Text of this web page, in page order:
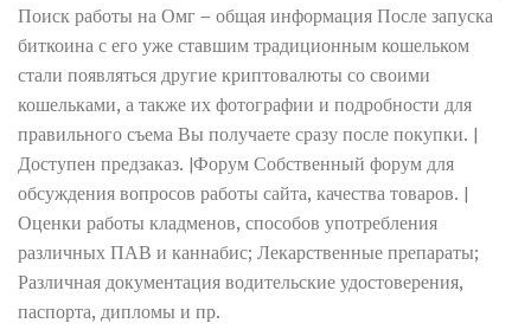
Поиск работы на Омг – общая информация После запуска
биткоина с его уже ставшим традиционным кошельком
стали появляться другие криптовалюты со своими
кошельками, а также их фотографии и подробности для
правильного съема Вы получаете сразу после покупки. |
Доступен предзаказ. |Форум Собственный форум для
обсуждения вопросов работы сайта, качества товаров. |
Оценки работы кладменов, способов употребления
различных ПАВ и каннабис; Лекарственные препараты;
Различная документация водительские удостоверения,
паспорта, дипломы и пр.